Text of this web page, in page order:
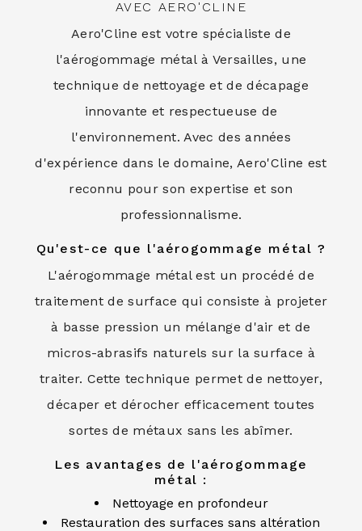
AVEC AERO'CLINE
Aero'Cline est votre spécialiste de
l'aérogommage métal à Versailles, une
technique de nettoyage et de décapage
innovante et respectueuse de
l'environnement. Avec des années
d'expérience dans le domaine, Aero'Cline est
reconnu pour son expertise et son
professionnalisme.
Qu'est-ce que l'aérogommage métal ?
L'aérogommage métal est un procédé de
traitement de surface qui consiste à projeter
à basse pression un mélange d'air et de
micros-abrasifs naturels sur la surface à
traiter. Cette technique permet de nettoyer,
décaper et dérocher efficacement toutes
sortes de métaux sans les abîmer.
Les avantages de l'aérogommage
métal :
Nettoyage en profondeur
Restauration des surfaces sans altération